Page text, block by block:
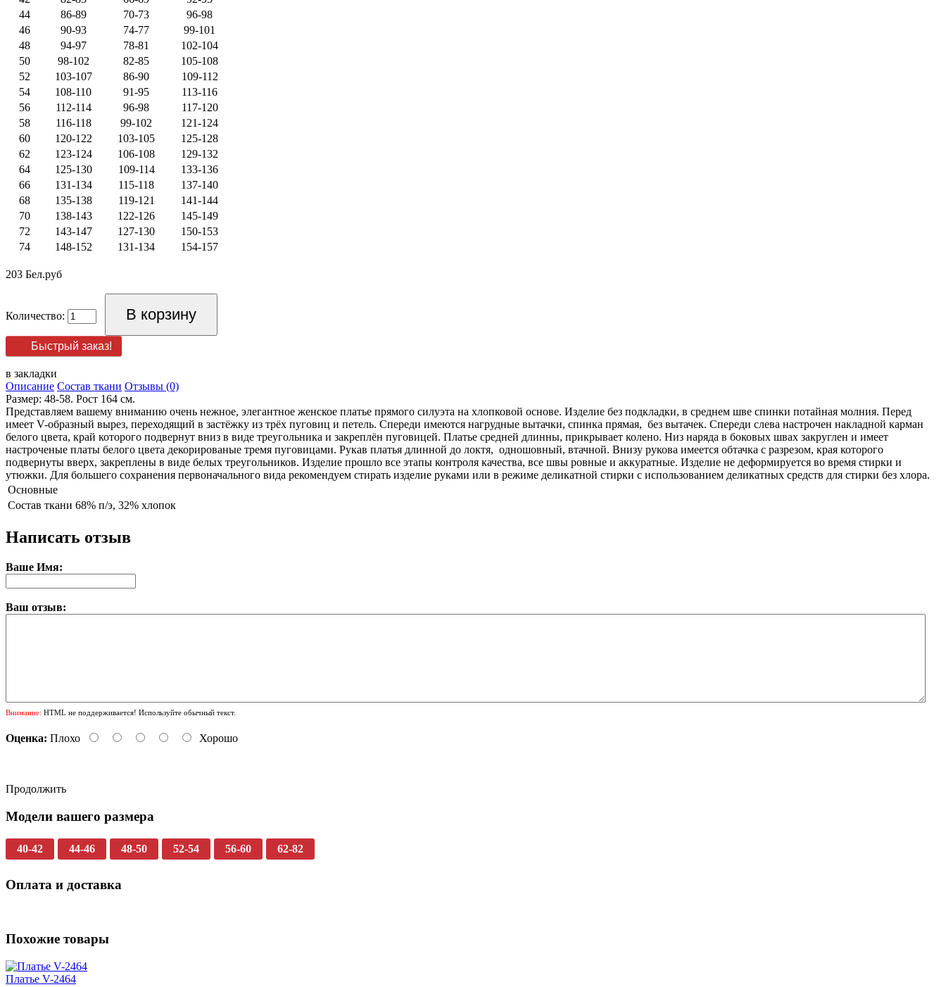
44
86-89 70-73
96-98
46
90-93 74-77
99-101
48
94-97 78-81
102-104
50
98-102 82-85
105-108
52
103-107 86-90
109-112
54
108-110 91-95
113-116
56
112-114 96-98
117-120
58
116-118 99-102
121-124
60
120-122 103-105
125-128
62
123-124 106-108
129-132
64
125-130 109-114
133-136
66
131-134 115-118
137-140
68
135-138 119-121
141-144
70
138-143 122-126
145-149
72
143-147 127-130
150-153
74
148-152 131-134 154-157
203 Бел.руб
Количество:
Быстрый заказ!
в закладки
Описание Состав ткани Отзывы (0)
Размер: 48-58. Рост 164 см.
Представляем вашему вниманию очень нежное, элегантное женское платье прямого силуэта на хлопковой основе. Изделие без подкладки, в среднем шве спинки потайная молния. Перед
имеет V-образный вырез, переходящий в застёжку из трёх пуговиц и петель. Спереди имеются нагрудные вытачки, спинка прямая, без вытачек. Спереди слева настрочен накладной карман
белого цвета, край которого подвернут вниз в виде треугольника и закреплён пуговицей. Платье средней длинны, прикрывает колено. Низ наряда в боковых швах закруглен и имеет
настроченые платы белого цвета декорированые тремя пуговицами. Рукав платья длинной до локтя, одношовный, втачной. Внизу рукова имеется обтачка с разрезом, края которого
подвернуты вверх, закреплены в виде белых треугольников. Изделие прошло все этапы контроля качества, все швы ровные и аккуратные. Изделие не деформируется во время стирки и
утюжки. Для большего сохранения первоначального вида рекомендуем стирать изделие руками или в режиме деликатной стирки с использованием деликатных средств для стирки без хлора.
Основные
Состав ткани 68% п/э, 32% хлопок
Написать отзыв
Ваше Имя:
Ваш отзыв:
Внимание: HTML не поддерживается! Используйте обычный текст.
Оценка: Плохо Хорошо
Продолжить
Модели вашего размера
40-42 44-46 48-50 52-54 56-60 62-82
Оплата и доставка
Похожие товары
Платье V-2464